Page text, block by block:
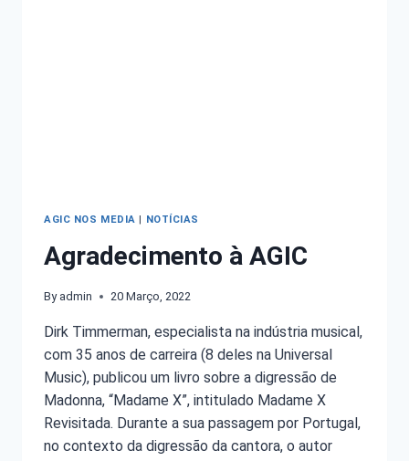
AGIC NOS MEDIA NOTÍCIAS
Agradecimento à AGIC
By admin 20 Março, 2022
Dirk Timmerman, especialista na indústria musical,
com 35 anos de carreira (8 deles na Universal
Music), publicou um livro sobre a digressão de
Madonna, “Madame X”, intitulado Madame X
Revisitada. Durante a sua passagem por Portugal,
no contexto da digressão da cantora, o autor